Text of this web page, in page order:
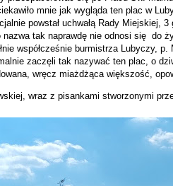
mnie jak wygląda ten plac w
powstał uchwałą Rady Miejskiej, 3
tak naprawdę nie odnosi się do
współcześnie burmistrza Lubyczy,
zaczęli tak nazywać ten plac, o
wręcz miażdżąca większość,
wraz z pisankami stworzonymi